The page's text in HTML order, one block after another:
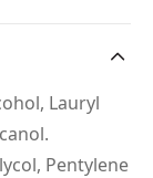
Lauryl
Pentylene